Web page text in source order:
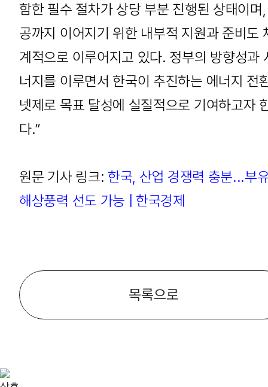
함한 필수 절차가 상당 부분 진행된 상태이며
공까지 이어지기 위한 내부적 지원과 준비도
계적으로 이루어지고 있다. 정부의 방향성과
너지를 이루면서 한국이 추진하는 에너지 전
넷제로 목표 달성에 실질적으로 기여하고자
다.”
원문 기사 링크: 한국, 산업 경쟁력 충분...부
해상풍력 선도 가능 | 한국경제
목록으로